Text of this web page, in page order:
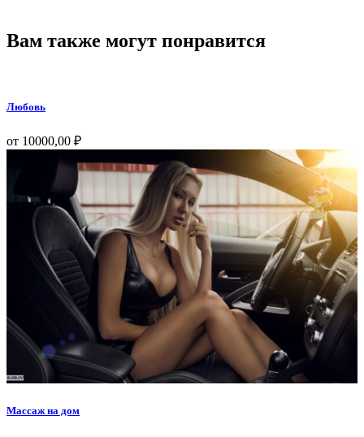
Вам также могут понравится
Любовь
от 10000,00 ₽
Массаж на дом